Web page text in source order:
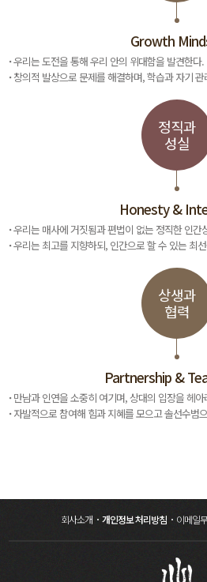
Growth
우리는 도전을 통해 우리 안의 위대함을 발견한다.
창의적 발상으로 문제를 해결하며, 학습과 자기
정직과
성실
Honesty &
우리는 매사에 거짓됨과 편법이 없는 정직한 인간
우리는 최고를 지향하되, 인간으로 할 수 있는 최
상생과
협력
Partnership &
만남과 인연을 소중히 여기며, 상대의 입장을 헤
자발적으로 참여해 힘과 지혜를 모으고 솔선수범
회사소개 개인정보 처리방침 이메일